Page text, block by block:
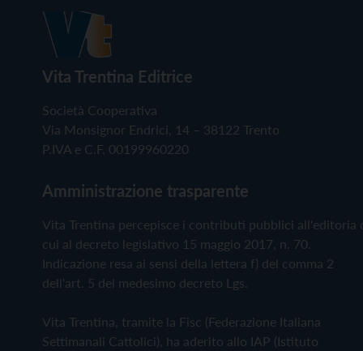
Vita Trentina Editrice
Società Cooperativa
Via Monsignor Endrici, 14 – 38122 Trento
P.IVA e C.F. 00199960220
Amministrazione trasparente
Vita Trentina percepisce i contributi pubblici all'editoria
cui al decreto legislativo 15 maggio 2017, n. 70.
Indicazione resa ai sensi della lettera f) del comma 2
dell'art. 5 del medesimo decreto Lgs.
Vita Trentina, tramite la Fisc (Federazione Italiana
Settimanali Cattolici), ha aderito allo IAP (Istituto